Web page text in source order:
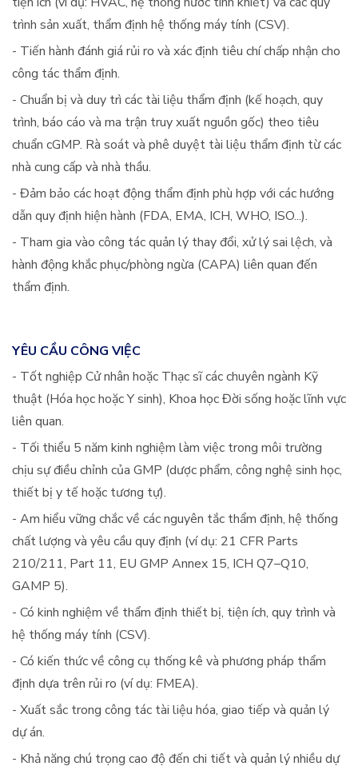
trình sản xuất, thẩm định hệ thống máy tính (CSV).
- Tiến hành đánh giá rủi ro và xác định tiêu chí chấp nhận cho
công tác thẩm định.
- Chuẩn bị và duy trì các tài liệu thẩm định (kế hoạch, quy
trình, báo cáo và ma trận truy xuất nguồn gốc) theo tiêu
chuẩn cGMP. Rà soát và phê duyệt tài liệu thẩm định từ các
nhà cung cấp và nhà thầu.
- Đảm bảo các hoạt động thẩm định phù hợp với các hướng
dẫn quy định hiện hành (FDA, EMA, ICH, WHO, ISO...).
- Tham gia vào công tác quản lý thay đổi, xử lý sai lệch, và
hành động khắc phục/phòng ngừa (CAPA) liên quan đến
thẩm định.
YÊU CẦU CÔNG VIỆC
- Tốt nghiệp Cử nhân hoặc Thạc sĩ các chuyên ngành Kỹ
thuật (Hóa học hoặc Y sinh), Khoa học Đời sống hoặc lĩnh vực
liên quan.
- Tối thiểu 5 năm kinh nghiệm làm việc trong môi trường
chịu sự điều chỉnh của GMP (dược phẩm, công nghệ sinh học,
thiết bị y tế hoặc tương tự).
- Am hiểu vững chắc về các nguyên tắc thẩm định, hệ thống
chất lượng và yêu cầu quy định (ví dụ: 21 CFR Parts
210/211, Part 11, EU GMP Annex 15, ICH Q7–Q10,
GAMP 5).
- Có kinh nghiệm về thẩm định thiết bị, tiện ích, quy trình và
hệ thống máy tính (CSV).
- Có kiến thức về công cụ thống kê và phương pháp thẩm
định dựa trên rủi ro (ví dụ: FMEA).
- Xuất sắc trong công tác tài liệu hóa, giao tiếp và quản lý
dự án.
- Khả năng chú trọng cao độ đến chi tiết và quản lý nhiều dự